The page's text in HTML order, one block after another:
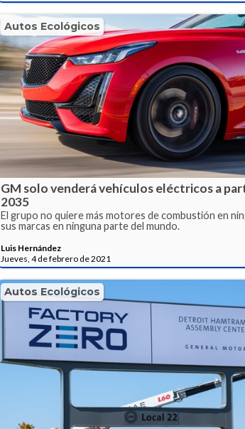
Autos Ecológicos
GM solo venderá vehículos eléctricos a
2035
El grupo no quiere más motores de combustión en
sus marcas en ninguna parte del mundo.
Luis Hernández
Jueves, 4 de febrero de 2021
Autos Ecológicos